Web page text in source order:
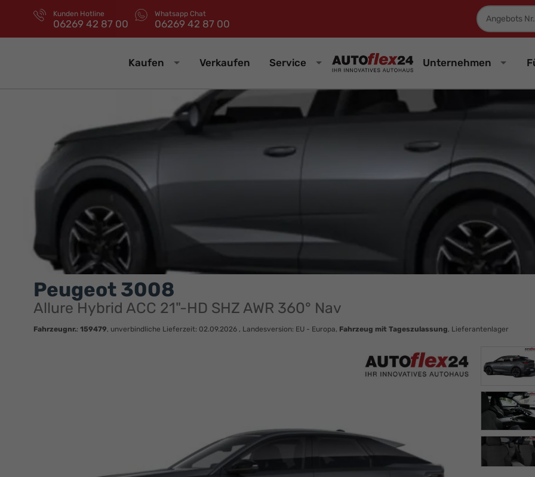
Kunden Hotline
06269 42 87 00
Whatsapp Chat
06269 42 87 00
Kaufen Verkaufen Service Unternehmen
Peugeot 3008
Allure Hybrid ACC 21"-HD SHZ AWR 360° Nav
Fahrzeugnr.: 159479, unverbindliche Lieferzeit: 02.09.2026 , Landesversion: EU - Europa, Fahrzeug mit Tageszulassung, Lieferantenlager